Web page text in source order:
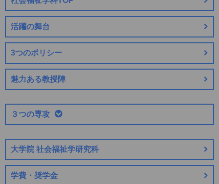
活躍の舞台
3つのポリシー
魅力ある教授陣
３つの専攻
大学院 社会福祉学研究科
学費・奨学金